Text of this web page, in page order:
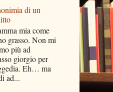
di un
mia come
grasso. Non mi
più ad
giorgio per
Eh… ma
ad...